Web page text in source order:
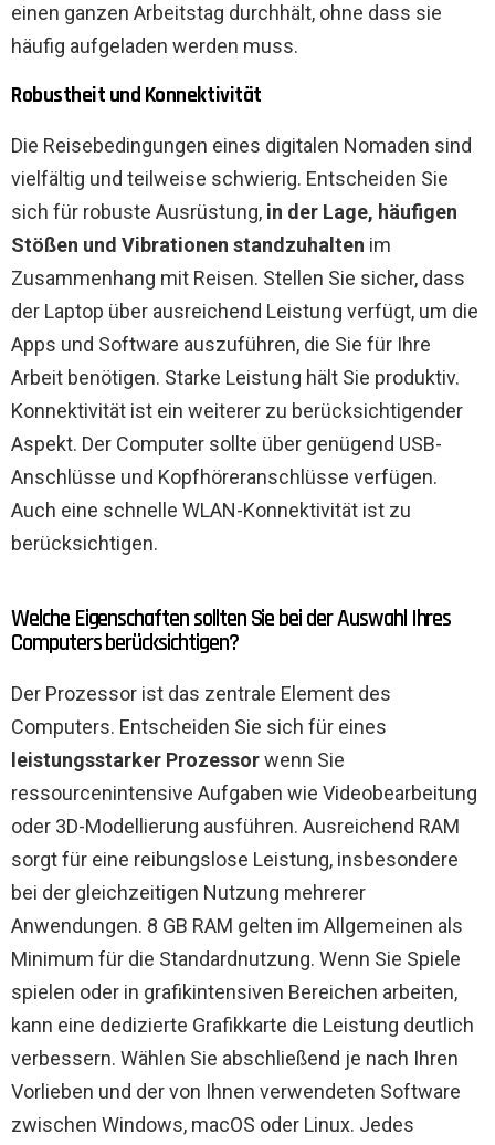
einen ganzen Arbeitstag durchhält, ohne dass sie
häufig aufgeladen werden muss.
Robustheit und Konnektivität
Die Reisebedingungen eines digitalen Nomaden sind
vielfältig und teilweise schwierig. Entscheiden Sie
sich für robuste Ausrüstung, in der Lage, häufigen
Stößen und Vibrationen standzuhalten im
Zusammenhang mit Reisen. Stellen Sie sicher, dass
der Laptop über ausreichend Leistung verfügt, um die
Apps und Software auszuführen, die Sie für Ihre
Arbeit benötigen. Starke Leistung hält Sie produktiv.
Konnektivität ist ein weiterer zu berücksichtigender
Aspekt. Der Computer sollte über genügend USB-
Anschlüsse und Kopfhöreranschlüsse verfügen.
Auch eine schnelle WLAN-Konnektivität ist zu
berücksichtigen.
Welche Eigenschaften sollten Sie bei der Auswahl Ihres
Computers berücksichtigen?
Der Prozessor ist das zentrale Element des
Computers. Entscheiden Sie sich für eines
leistungsstarker Prozessorwenn Sie
ressourcenintensive Aufgaben wie Videobearbeitung
oder 3D-Modellierung ausführen. Ausreichend RAM
sorgt für eine reibungslose Leistung, insbesondere
bei der gleichzeitigen Nutzung mehrerer
Anwendungen. 8 GB RAM gelten im Allgemeinen als
Minimum für die Standardnutzung. Wenn Sie Spiele
spielen oder in grafikintensiven Bereichen arbeiten,
kann eine dedizierte Grafikkarte die Leistung deutlich
verbessern. Wählen Sie abschließend je nach Ihren
Vorlieben und der von Ihnen verwendeten Software
zwischen Windows, macOS oder Linux. Jedes